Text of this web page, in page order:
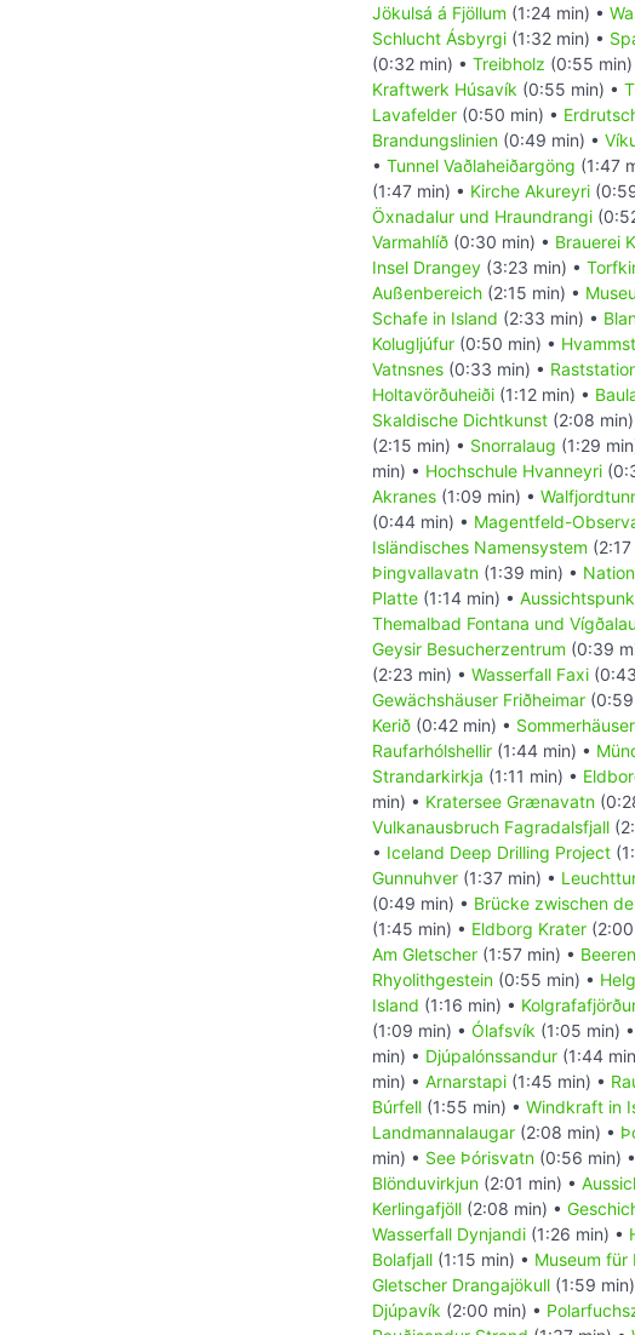
Jökulsá á Fjöllum (1:24 min) •
Schlucht Ásbyrgi (1:32 min) •
(0:32 min) • Treibholz (0:55 min)
Kraftwerk Húsavík (0:55 min) •
Lavafelder (0:50 min) •
Brandungslinien (0:49 min) •
• Tunnel Vaðlaheiðargöng (1:47
(1:47 min) • Kirche Akureyri
Öxnadalur und Hraundrangi
Varmahlíð (0:30 min) • Brauerei
Insel Drangey (3:23 min) •
Außenbereich (2:15 min) •
Schafe in Island (2:33 min) •
Kolugljúfur (0:50 min) •
Vatnsnes (0:33 min) •
Holtavörðuheiði (1:12 min) •
Skaldische Dichtkunst (2:08 min)
(2:15 min) • Snorralaug (1:29
min) • Hochschule Hvanneyri
Akranes (1:09 min) •
(0:44 min) • Magentfeld-
Isländisches Namensystem
Þingvallavatn (1:39 min) •
Platte (1:14 min) •
Themalbad Fontana und
Geysir Besucherzentrum (0:39
(2:23 min) • Wasserfall Faxi
Gewächshäuser Friðheimar
Kerið (0:42 min) • Sommerhäuser
Raufarhólshellir (1:44 min) •
Strandarkirkja (1:11 min) •
min) • Kratersee Grænavatn
Vulkanausbruch Fagradalsfjall
• Iceland Deep Drilling Project
Gunnuhver (1:37 min) •
(0:49 min) • Brücke zwischen
(1:45 min) • Eldborg Krater
Am Gletscher (1:57 min) • Beeren
Rhyolithgestein (0:55 min) •
Island (1:16 min) •
(1:09 min) • Ólafsvík (1:05 min) •
min) • Djúpalónssandur (1:44
min) • Arnarstapi (1:45 min) •
Búrfell (1:55 min) • Windkraft in
Landmannalaugar (2:08 min) •
min) • See Þórisvatn (0:56 min) •
Blönduvirkjun (2:01 min) •
Kerlingafjöll (2:08 min) •
Wasserfall Dynjandi (1:26 min) •
Bolafjall (1:15 min) • Museum für
Gletscher Drangajökull (1:59
Djúpavík (2:00 min) •